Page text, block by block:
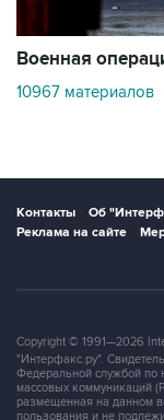
Военная
10967 материалов
Контакты Об
Реклама на сайте
Copyright © 1991—2026
"Интерфакс.ру".
Федеральной службой по
массовых коммуникаций
размещенная на данном
пользования и не